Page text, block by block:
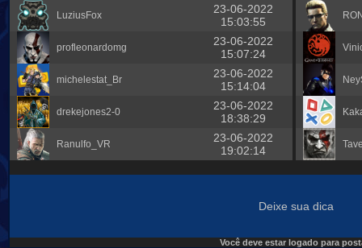
LuziusFox
23-06-2022
15:03:55
profleonardomg
23-06-2022
15:07:24
michelestat_Br
23-06-2022
15:14:04
drekejones2-0
23-06-2022
18:38:29
Ranulfo_VR
23-06-2022
19:02:14
Deixe sua dica
Você deve estar logado para